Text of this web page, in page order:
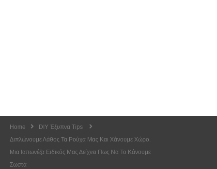
Home
DIY Έξυπνα Tips
Διπλώνουμε Λάθος Τα Ρούχα Μας Και Χάνουμε Χώρο.
Μια Ιαπωνέζα Ειδικός Μας Δείχνει Πως Να Το Κάνουμε
Σωστά